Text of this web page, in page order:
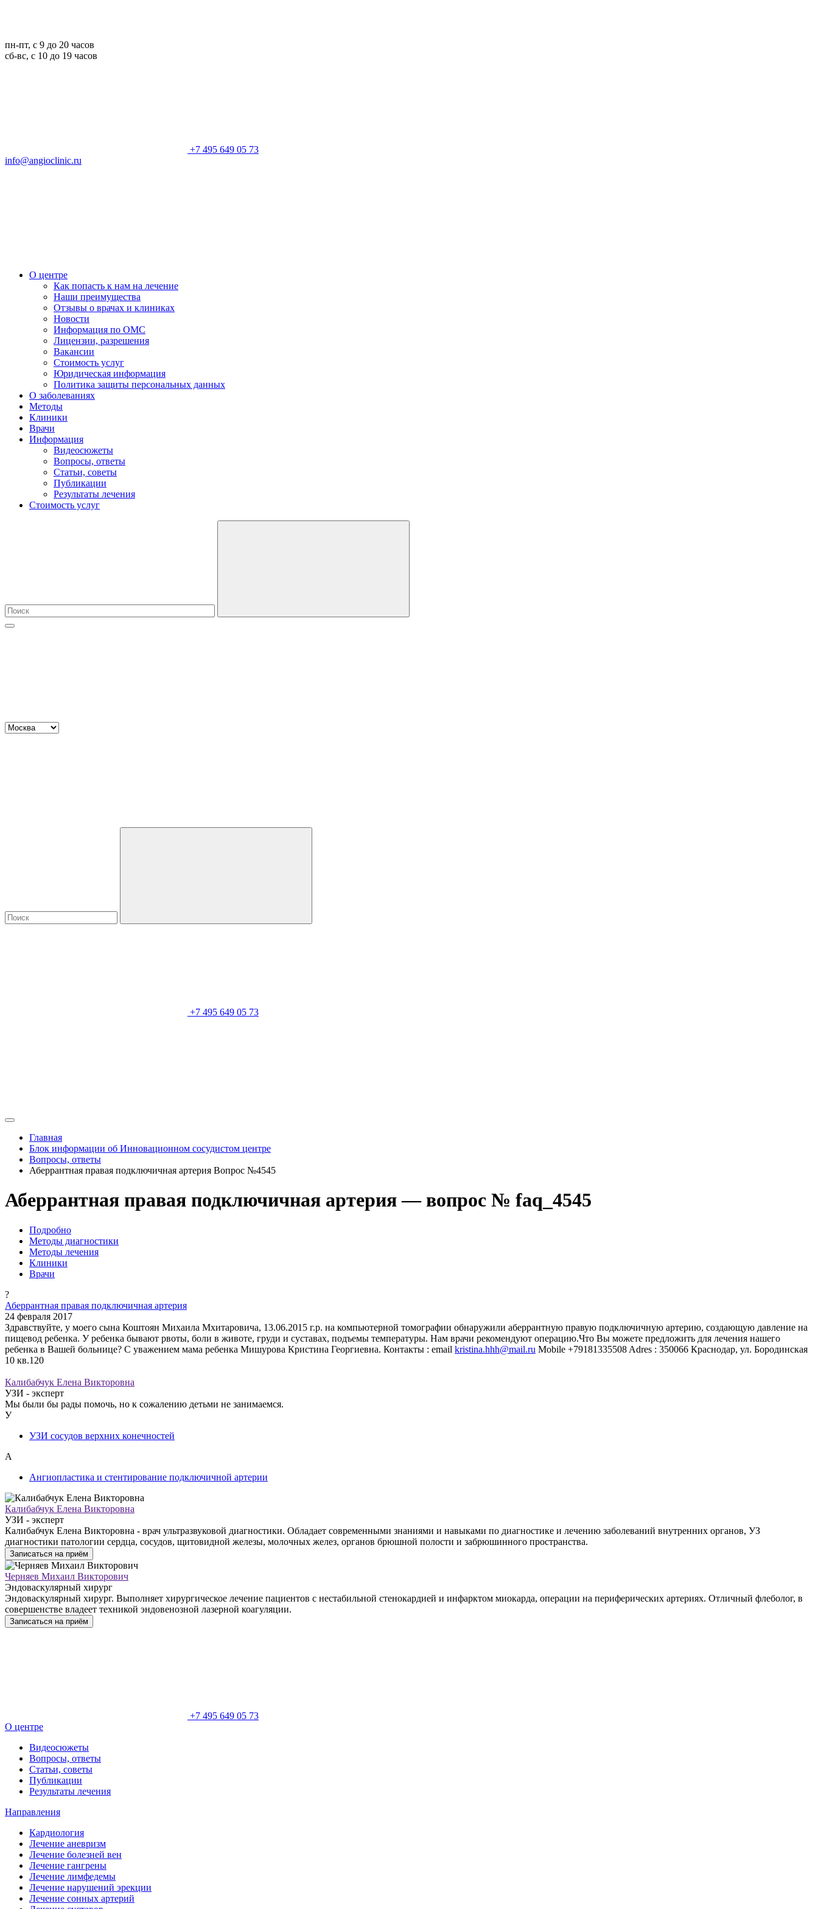
пн-пт, с 9 до 20 часов
сб-вс, с 10 до 19 часов
+7 495 649 05 73
info@angioclinic.ru
О центре
Как попасть к нам на лечение
Наши преимущества
Отзывы о врачах и клиниках
Новости
Информация по ОМС
Лицензии, разрешения
Вакансии
Стоимость услуг
Юридическая информация
Политика защиты персональных данных
О заболеваниях
Методы
Клиники
Врачи
Информация
Видеосюжеты
Вопросы, ответы
Статьи, советы
Публикации
Результаты лечения
Стоимость услуг
+7 495 649 05 73
Главная
Блок информации об Инновационном сосудистом центре
Вопросы, ответы
Аберрантная правая подключичная артерия Вопрос №4545
Аберрантная правая подключичная артерия — вопрос № faq_4545
Подробно
Методы диагностики
Методы лечения
Клиники
Врачи
?
Аберрантная правая подключичная артерия
24 февраля 2017
Здравствуйте, у моего сына Коштоян Михаила Мхитаровича, 13.06.2015 г.р. на компьютерной томографии обнаружили аберрантную правую подключичную артерию, создающую давление на
пищевод ребенка. У ребенка бывают рвоты, боли в животе, груди и суставах, подъемы температуры. Нам врачи рекомендуют операцию.Что Вы можете предложить для лечения нашего
ребенка в Вашей больнице? С уважением мама ребенка Мишурова Кристина Георгиевна. Контакты : email kristina.hhh@mail.ru Mobile +79181335508 Adres : 350066 Краснодар, ул. Бородинская
10 кв.120
Калибабчук Елена Викторовна
УЗИ - эксперт
Мы были бы рады помочь, но к сожалению детьми не занимаемся.
У
УЗИ сосудов верхних конечностей
А
Ангиопластика и стентирование подключичной артерии
Калибабчук Елена Викторовна
УЗИ - эксперт
Калибабчук Елена Викторовна - врач ультразвуковой диагностики. Обладает современными знаниями и навыками по диагностике и лечению заболеваний внутренних органов, УЗ
диагностики патологии сердца, сосудов, щитовидной железы, молочных желез, органов брюшной полости и забрюшинного пространства.
Записаться на приём
Черняев Михаил Викторович
Эндоваскулярный хирург
Эндоваскулярный хирург. Выполняет хирургическое лечение пациентов с нестабильной стенокардией и инфарктом миокарда, операции на периферических артериях. Отличный флеболог, в
совершенстве владеет техникой эндовенозной лазерной коагуляции.
Записаться на приём
+7 495 649 05 73
О центре
Видеосюжеты
Вопросы, ответы
Статьи, советы
Публикации
Результаты лечения
Направления
Кардиология
Лечение аневризм
Лечение болезней вен
Лечение гангрены
Лечение лимфедемы
Лечение нарушений эрекции
Лечение сонных артерий